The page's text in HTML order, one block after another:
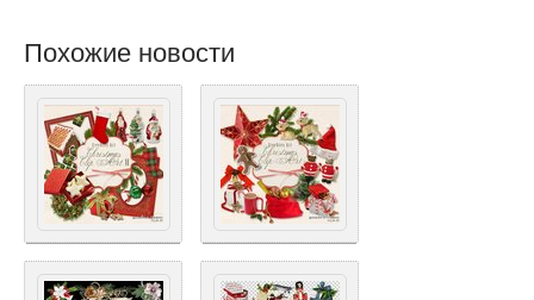
Похожие новости